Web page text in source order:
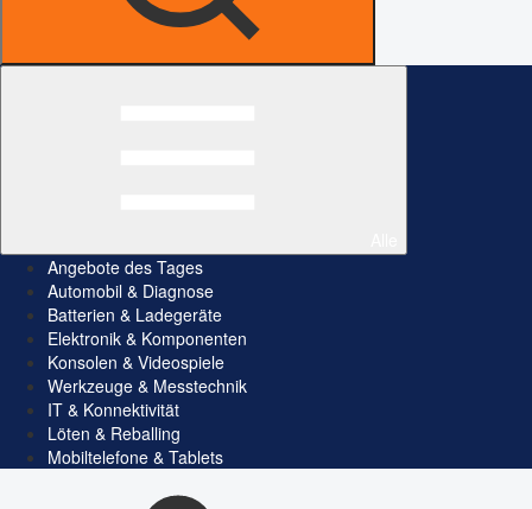
Angebote des Tages
Automobil & Diagnose
Batterien & Ladegeräte
Elektronik & Komponenten
Konsolen & Videospiele
Werkzeuge & Messtechnik
IT & Konnektivität
Löten & Reballing
Mobiltelefone & Tablets